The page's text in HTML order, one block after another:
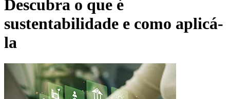
Descubra o que é
sustentabilidade e como aplicá-
la